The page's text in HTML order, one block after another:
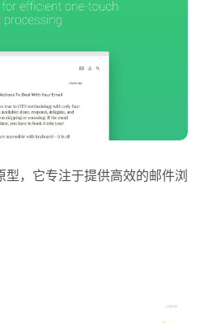
，它专注于提供高效的邮件浏